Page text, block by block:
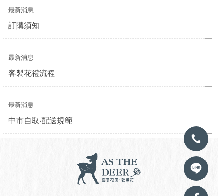
最新消息
訂購須知
最新消息
客製花禮流程
最新消息
中市自取‧配送規範